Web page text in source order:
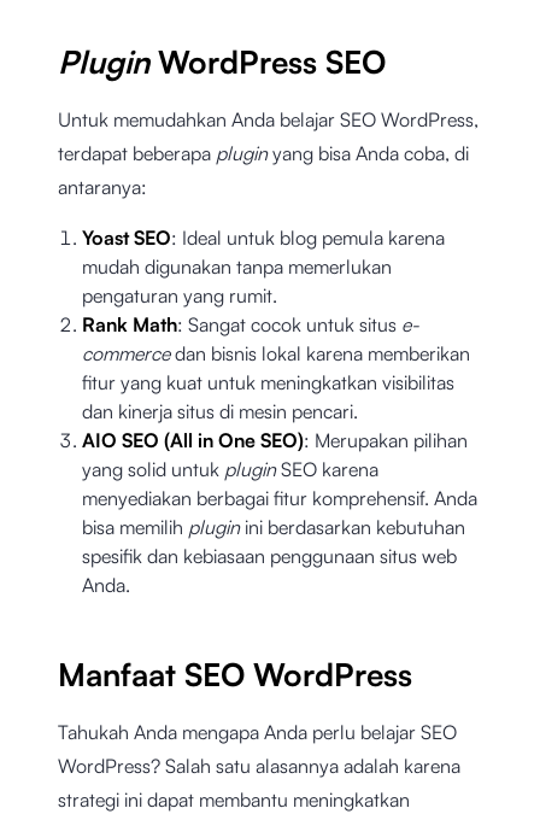
PluginWordPress SEO
Untuk memudahkan Anda belajar SEO WordPress,
terdapat beberapa pluginyang bisa Anda coba, di
antaranya:
Yoast SEO: Ideal untuk blog pemula karena
mudah digunakan tanpa memerlukan
pengaturan yang rumit.
Rank Math: Sangat cocok untuk situs e-
commercedan bisnis lokal karena memberikan
fitur yang kuat untuk meningkatkan visibilitas
dan kinerja situs di mesin pencari.
AIO SEO (All in One SEO): Merupakan pilihan
yang solid untuk pluginSEO karena
menyediakan berbagai fitur komprehensif. Anda
bisa memilih plugin ini berdasarkan kebutuhan
spesifik dan kebiasaan penggunaan situs web
Anda.
Manfaat SEO WordPress
Tahukah Anda mengapa Anda perlu belajar SEO
WordPress? Salah satu alasannya adalah karena
strategi ini dapat membantu meningkatkan